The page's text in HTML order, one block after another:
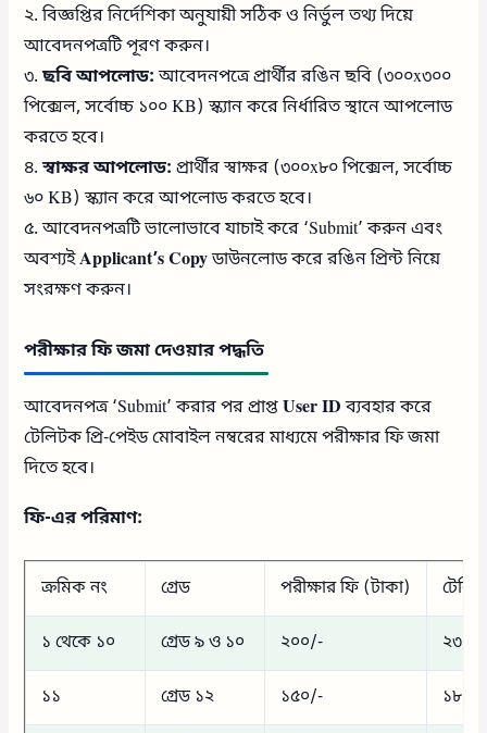
২. বিজ্ঞপ্তির নির্দেশিকা অনুযায়ী সঠিক ও নির্ভুল তথ্য দিয়ে
আবেদনপত্রটি পূরণ করুন।
৩.ছবি আপলোড:আবেদনপত্রে প্রার্থীর রঙিন ছবি (৩০০x৩০০
পিক্সেল, সর্বোচ্চ ১০০ KB) স্ক্যান করে নির্ধারিত স্থানে আপলোড
করতে হবে।
৪.স্বাক্ষর আপলোড: প্রার্থীর স্বাক্ষর (৩০০x৮০ পিক্সেল, সর্বোচ্চ
৬০ KB) স্ক্যান করে আপলোড করতে হবে।
৫. আবেদনপত্রটি ভালোভাবে যাচাই করে ‘Submit’ করুন এবং
অবশ্যইApplicant’s Copyডাউনলোড করে রঙিন প্রিন্ট নিয়ে
সংরক্ষণ করুন।
পরীক্ষার ফি জমা দেওয়ার পদ্ধতি
আবেদনপত্র ‘Submit’ করার পর প্রাপ্তUser IDব্যবহার করে
টেলিটক প্রি-পেইড মোবাইল নম্বরের মাধ্যমে পরীক্ষার ফি জমা
দিতে হবে।
ফি-এর পরিমাণ:
ক্রমিক নং গ্রেড পরীক্ষার ফি (টাকা)
১ থেকে ১০ গ্রেড ৯ ও ১০ ২০০/- ২৩/-
১১ গ্রেড ১২ ১৫০/- ১৮/-